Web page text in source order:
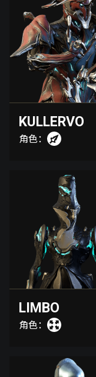
KULLERVO
角色：
LIMBO
角色：